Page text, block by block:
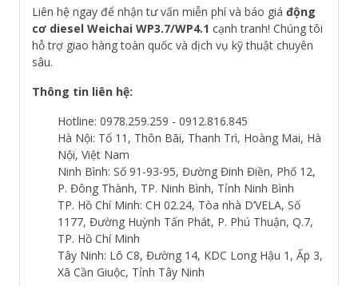
Liên hệ ngay để nhận tư vấn miễn phí và báo giá động
cơ diesel Weichai WP3.7/WP4.1 cạnh tranh! Chúng tôi
hỗ trợ giao hàng toàn quốc và dịch vụ kỹ thuật chuyên
sâu.
Thông tin liên hệ:
Hotline: 0978.259.259 - 0912.816.845
Hà Nội: Tổ 11, Thôn Bãi, Thanh Trì, Hoàng Mai, Hà
Nội, Việt Nam
Ninh Bình: Số 91-93-95, Đường Đinh Điền, Phố 12,
P. Đông Thành, TP. Ninh Bình, Tỉnh Ninh Bình
TP. Hồ Chí Minh: CH 02.24, Tòa nhà D’VELA, Số
1177, Đường Huỳnh Tấn Phát, P. Phú Thuận, Q.7,
TP. Hồ Chí Minh
Tây Ninh: Lô C8, Đường 14, KDC Long Hậu 1, Ấp 3,
Xã Cần Giuộc, Tỉnh Tây Ninh